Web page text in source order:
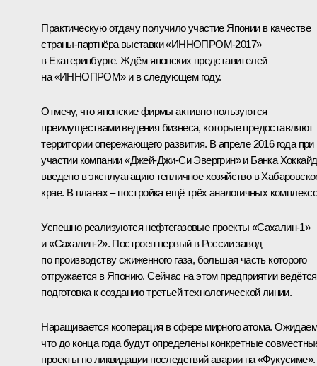
Практическую отдачу получило участие Японии в качестве
страны-партнёра выставки «ИННОПРОМ-2017»
в Екатеринбурге. Ждём японских представителей
на «ИННОПРОМ» и в следующем году.
Отмечу, что японские фирмы активно пользуются
преимуществами ведения бизнеса, которые предоставляют
территории опережающего развития. В апреле 2016 года при
участии компании «Джей-Джи-Си Эвергрин» и Банка
введено в эксплуатацию тепличное хозяйство в
крае. В планах – постройка ещё трёх аналогичных
Успешно реализуются нефтегазовые проекты «Сахалин-1»
и «Сахалин-2». Построен первый в России завод
по производству сжиженного газа, большая часть которого
отгружается в Японию. Сейчас на этом предприятии ведётся
подготовка к созданию третьей технологической линии.
Наращивается кооперация в сфере мирного атома.
что до конца года будут определены конкретные
проекты по ликвидации последствий аварии на «Фукусиме».